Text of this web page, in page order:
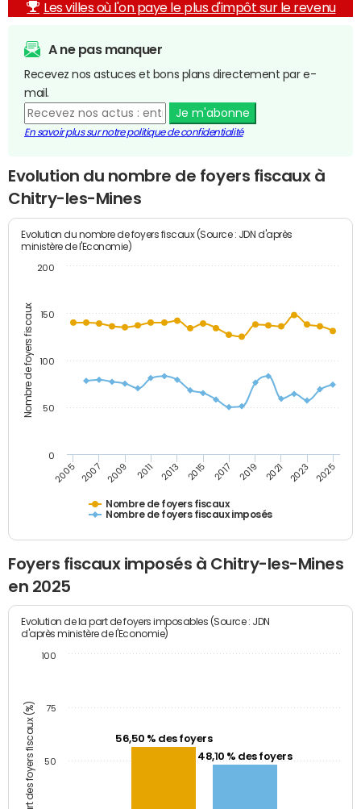
Les villes où l'on paye le plus d'impôt sur le revenu
A ne pas manquer
Recevez nos astuces et bons plans directement par e-
mail.
Je m'abonne
En savoir plus sur notre politique de confidentialité
Evolution du nombre de foyers fiscaux à
Chitry-les-Mines
Nombre de foyers fiscaux
Evolution du nombre de foyers fiscaux (Source : JDN d'après
ministère de l'Economie)
Nombre de foyers fiscaux
Nombre de foyers fiscaux imposés
2005 2007 2009 2011 2013 2015 2017 2019 2021 2023 2025
0
50
100
150
200
Foyers fiscaux imposés à Chitry-les-Mines
en 2025
Part des foyers fiscaux (%)
Evolution de la part de foyers imposables (Source : JDN
d'après ministère de l'Economie)
56,50 % des foyers
48,10 % des foyers
50
75
100